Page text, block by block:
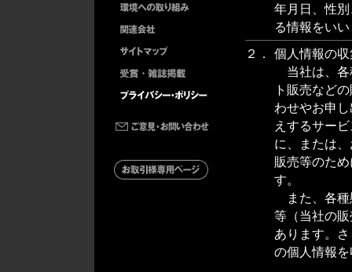
年月日、性
る情報をい
２．
個人情報の
当社は、各
ト販売など
わせやお申
えするサー
に、または
販売等のた
す。
また、各種
等（当社の
あります。
の個人情報